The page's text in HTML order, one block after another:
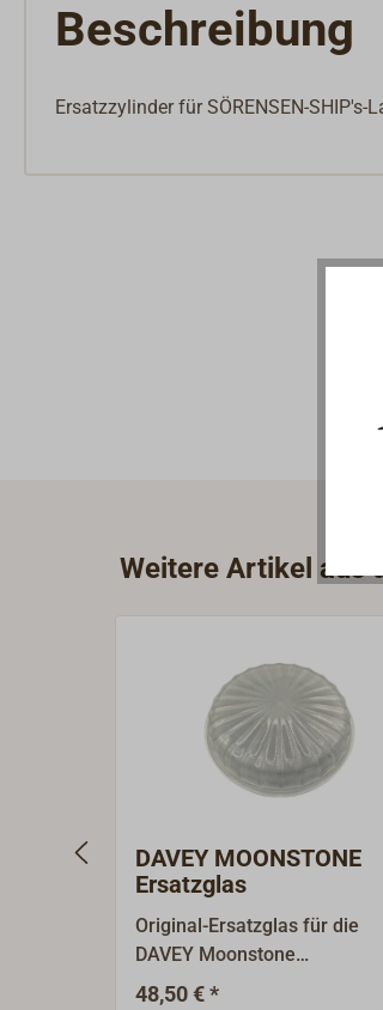
Bodenheber
Haken
Beschreibung
Ersatzzylinder für SÖRENSEN-SHIP's-
Weitere Artikel aus
DAVEY MOONSTONE
Ersatzglas
Original-Ersatzglas für die
DAVEY Moonstone
Deckenleuchten. Nicht für die
48,50 € *